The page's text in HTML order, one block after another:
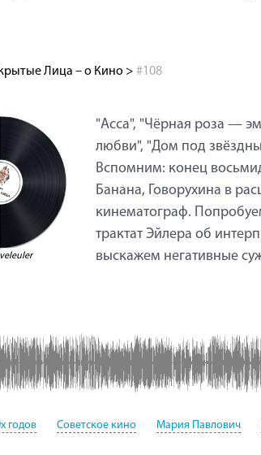
Лица – о Кино > #108
"Асса", "Чёрная роза —
любви", "Дом под
Вспомним: конец
Банана, Говорухина в
кинематограф.
трактат Эйлера об
выскажем негативные
годов Советское кино Мария Павлович